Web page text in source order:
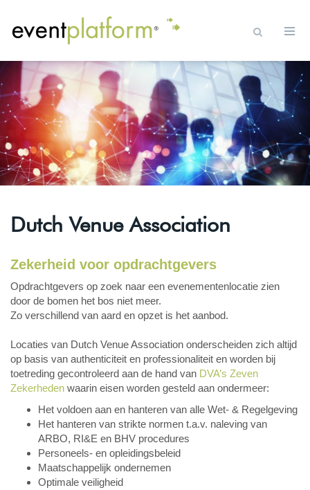
Dutch Venue Association
Zekerheid voor opdrachtgevers
Opdrachtgevers op zoek naar een evenementenlocatie zien
door de bomen het bos niet meer.
Zo verschillend van aard en opzet is het aanbod.
Locaties van Dutch Venue Association onderscheiden zich altijd
op basis van authenticiteit en professionaliteit en worden bij
toetreding gecontroleerd aan de hand van DVA’s Zeven
Zekerheden waarin eisen worden gesteld aan ondermeer:
Het voldoen aan en hanteren van alle Wet- & Regelgeving
Het hanteren van strikte normen t.a.v. naleving van
ARBO, RI&E en BHV procedures
Personeels- en opleidingsbeleid
Maatschappelijk ondernemen
Optimale veiligheid